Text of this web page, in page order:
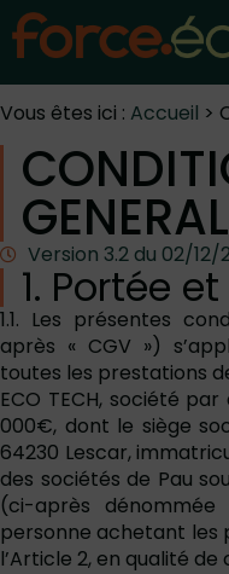
Vous êtes ici : Accueil >
Version 3.2 du 02/12/
1. Portée
1.1. Les présentes
après « CGV »)
toutes les prestations
ECO TECH, société
000€, dont le siège
64230 Lescar,
des sociétés de Pau
(ci-après
personne achetant les
l’Article 2, en qualité de